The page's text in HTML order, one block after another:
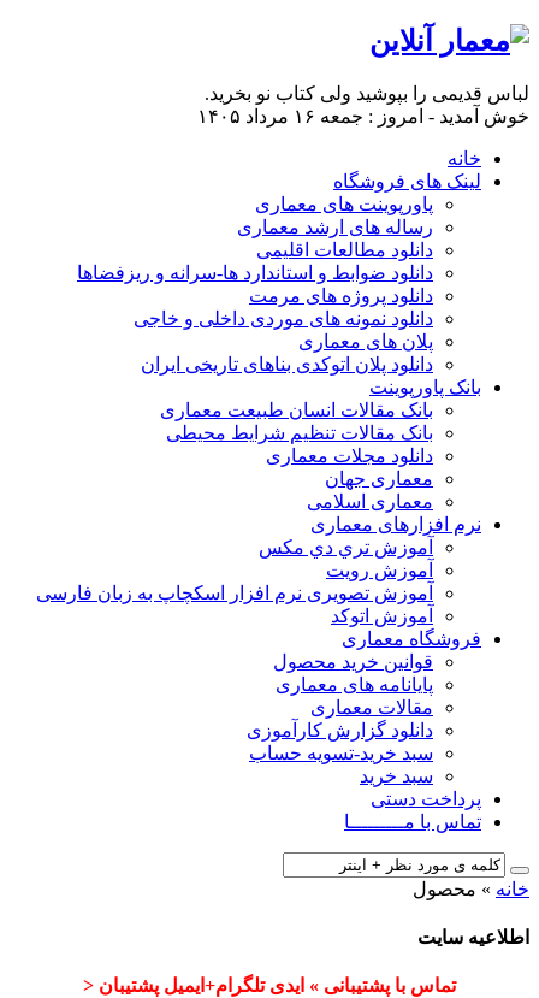
لباس قدیمی را بپوشید ولی کتاب نو بخرید.
خوش آمدید - امروز : جمعه ۱۶ مرداد ۱۴۰۵
خانه
لینک های فروشگاه
پاورپوینت های معماری
رساله های ارشد معماری
دانلود مطالعات اقلیمی
دانلود ضوابط و استاندارد ها-سرانه و ریزفضاها
دانلود پروژه های مرمت
دانلود نمونه های موردی داخلی و خاجی
پلان های معماری
دانلود پلان اتوکدی بناهای تاریخی ایران
بانک پاورپوینت
بانک مقالات انسان طبیعت معماری
بانک مقالات تنظیم شرایط محیطی
دانلود مجلات معماری
معماری جهان
معماری اسلامی
نرم افزارهای معماری
آﻣﻮزش ﺗﺮي دي ﻣﮑﺲ
آموزش رویت
آموزش تصویری نرم افزار اسکچاپ به زبان فارسی
آموزش اتوکد
فروشگاه معماری
قوانین خرید محصول
پایانامه های معماری
مقالات معماری
دانلود گزارش کارآموزی
سبد خرید-تسویه حساب
سبد خرید
پرداخت دستی
تماس با مـــــــــا
خانه » محصول
اطلاعیه سایت
تماس با پشتیبانی » ایدی تلگرام+ایمیل پشتیبان <